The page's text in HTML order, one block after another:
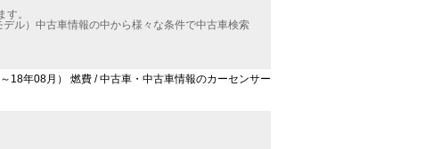
。
ル）中古車情報の中から様々な条件で中古車検索
18年08月） 燃費 / 中古車・中古車情報のカーセンサー